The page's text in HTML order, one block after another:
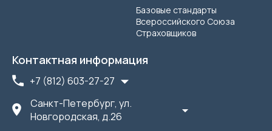
Базовые стандарты
Всероссийского Союза
Страховщиков
Контактная информация
+7 (812) 603-27-27
Санкт-Петербург, ул.
Новгородская, д.26